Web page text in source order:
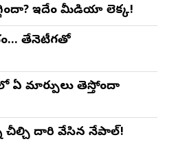
ఇదేం మీడియా లెక్క!
తేనెటీగతో
మార్పులు తెస్తోందా
దారి వేసిన నేపాల్!